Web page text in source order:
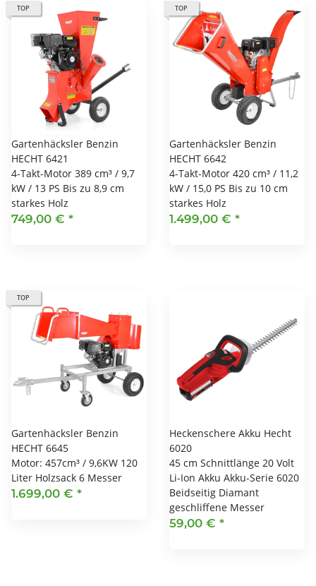
TOP
Gartenhäcksler Benzin
HECHT 6421
4-Takt-Motor 389 cm³ / 9,7
kW / 13 PS Bis zu 8,9 cm
starkes Holz
749,00 € *
TOP
Gartenhäcksler Benzin
HECHT 6642
4-Takt-Motor 420 cm³ / 11,2
kW / 15,0 PS Bis zu 10 cm
starkes Holz
1.499,00 € *
TOP
Gartenhäcksler Benzin
HECHT 6645
Motor: 457cm³ / 9,6KW 120
Liter Holzsack 6 Messer
1.699,00 € *
Heckenschere Akku Hecht
6020
45 cm Schnittlänge 20 Volt
Li-Ion Akku Akku-Serie 6020
Beidseitig Diamant
geschliffene Messer
59,00 € *